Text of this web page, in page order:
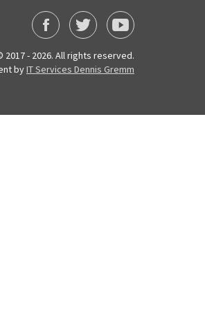
2017 - 2026. All rights reserved.
byIT Services Dennis Gremm